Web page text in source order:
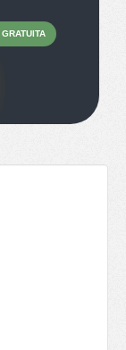
GRATUITA